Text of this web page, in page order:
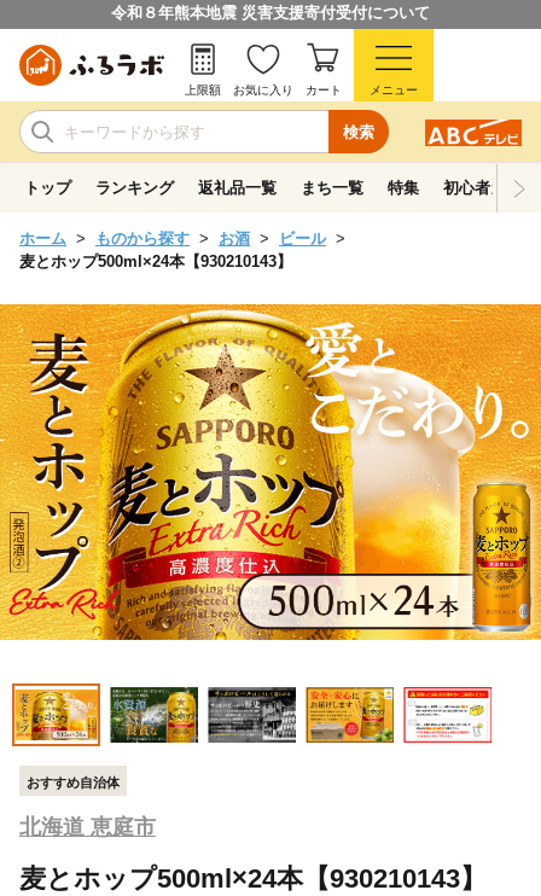
令和８年熊本地震 災害支援寄付受付について
検索
上限額 お気に入り カート メニュー
トップ ランキング 返礼品一覧 まち一覧 特集 初心者ガイド
ホーム ものから探す お酒
ビール
麦とホップ500ml×24本【930210143】
おすすめ自治体
北海道 恵庭市
麦とホップ500ml×24本【930210143】